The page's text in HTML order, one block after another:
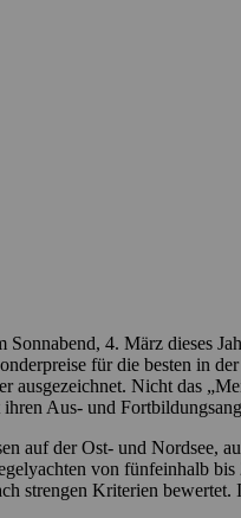
4. März dieses
für die besten in
Nicht das
Aus- und
auf der Ost- und Nordsee,
von fünfeinhalb
strengen Kriterien